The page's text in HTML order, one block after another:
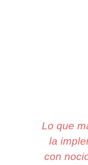
Lo que
la
con